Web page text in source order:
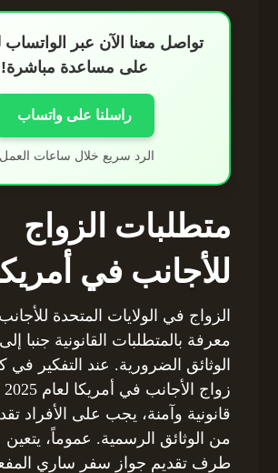
تواصل معنا الآن عبر
على مساعدة مباشرة!
راسلنا على واتساب
الرد سريع خلال ساعات العمل.
متطلبات الزواج
للأجانب في
الزواج في الولايات المتحدة
معرفة بالمتطلبات القانونية جنبا
الوثائق الضرورية. عند التفكير في
قانونية وآمنة، يجب على الأفراد
من الوثائق الرسمية. عموماً،
طرف تقديم جواز سفر ساري